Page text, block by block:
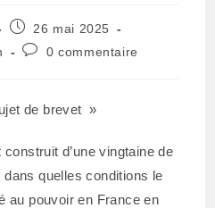
Publication
publiée :
26 mai 2025
Commentaires
0 commentaire
de brevet »
d’une vingtaine de
quelles conditions le
au pouvoir en France en